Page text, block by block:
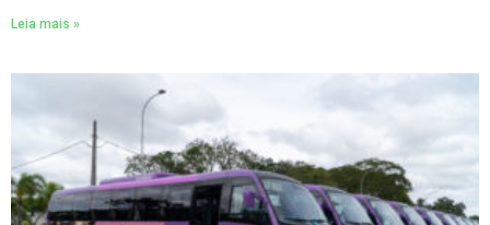
Leia mais »